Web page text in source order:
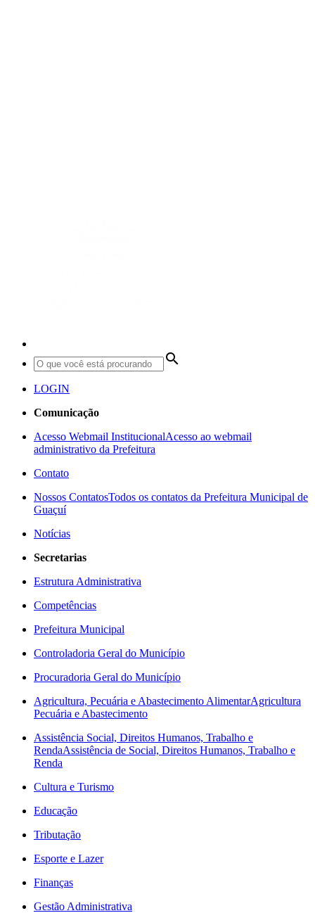
search
LOGIN
Comunicação
Acesso Webmail InstitucionalAcesso ao webmail
administrativo da Prefeitura
Contato
Nossos ContatosTodos os contatos da Prefeitura Municipal de
Guaçuí
Notícias
Secretarias
Estrutura Administrativa
Competências
Prefeitura Municipal
Controladoria Geral do Município
Procuradoria Geral do Município
Agricultura, Pecuária e Abastecimento AlimentarAgricultura
Pecuária e Abastecimento
Assistência Social, Direitos Humanos, Trabalho e
RendaAssistência de Social, Direitos Humanos, Trabalho e
Renda
Cultura e Turismo
Educação
Tributação
Esporte e Lazer
Finanças
Gestão Administrativa